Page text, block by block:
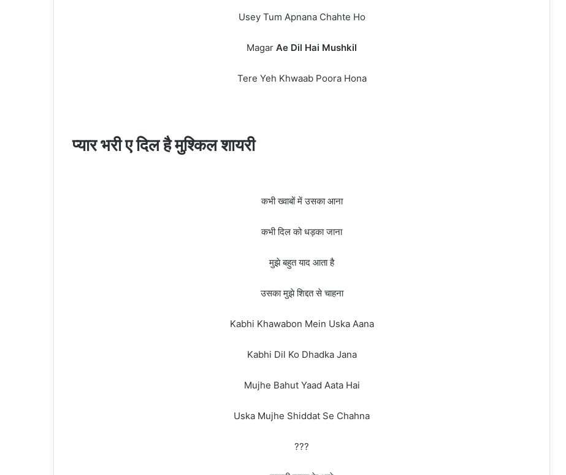
Usey Tum Apnana Chahte Ho
Magar Ae Dil Hai Mushkil
Tere Yeh Khwaab Poora Hona
प्यार भरी ए दिल है मुश्किल शायरी
कभी ख्वाबों में उसका आना
कभी दिल को धड़का जाना
मुझे बहुत याद आता है
उसका मुझे शिद्दत से चाहना
Kabhi Khawabon Mein Uska Aana
Kabhi Dil Ko Dhadka Jana
Mujhe Bahut Yaad Aata Hai
Uska Mujhe Shiddat Se Chahna
???